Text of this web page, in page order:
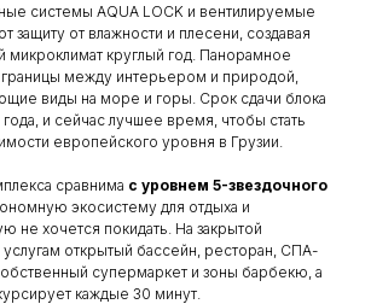
системы AQUA LOCK и вентилируемые
защиту от влажности и плесени, создавая
микроклимат круглый год. Панорамное
границы между интерьером и природой,
виды на море и горы. Срок сдачи блока
и сейчас лучшее время, чтобы стать
европейского уровня в Грузии.
сравнима с уровнем 5-звездочного
экосистему для отдыха и
не хочется покидать. На закрытой
открытый бассейн, ресторан, СПА-
супермаркет и зоны барбекю, а
каждые 30 минут.